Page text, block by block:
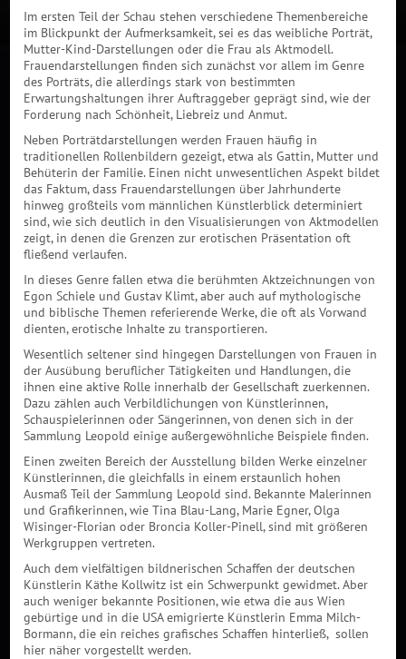
Im ersten Teil der Schau stehen verschiedene Themenbereiche
im Blickpunkt der Aufmerksamkeit, sei es das weibliche Porträt,
Mutter-Kind-Darstellungen oder die Frau als Aktmodell.
Frauendarstellungen finden sich zunächst vor allem im Genre
des Porträts, die allerdings stark von bestimmten
Erwartungshaltungen ihrer Auftraggeber geprägt sind, wie der
Forderung nach Schönheit, Liebreiz und Anmut.
Neben Porträtdarstellungen werden Frauen häufig in
traditionellen Rollenbildern gezeigt, etwa als Gattin, Mutter und
Behüterin der Familie. Einen nicht unwesentlichen Aspekt bildet
das Faktum, dass Frauendarstellungen über Jahrhunderte
hinweg großteils vom männlichen Künstlerblick determiniert
sind, wie sich deutlich in den Visualisierungen von Aktmodellen
zeigt, in denen die Grenzen zur erotischen Präsentation oft
fließend verlaufen.
In dieses Genre fallen etwa die berühmten Aktzeichnungen von
Egon Schiele und Gustav Klimt, aber auch auf mythologische
und biblische Themen referierende Werke, die oft als Vorwand
dienten, erotische Inhalte zu transportieren.
Wesentlich seltener sind hingegen Darstellungen von Frauen in
der Ausübung beruflicher Tätigkeiten und Handlungen, die
ihnen eine aktive Rolle innerhalb der Gesellschaft zuerkennen.
Dazu zählen auch Verbildlichungen von Künstlerinnen,
Schauspielerinnen oder Sängerinnen, von denen sich in der
Sammlung Leopold einige außergewöhnliche Beispiele finden.
Einen zweiten Bereich der Ausstellung bilden Werke einzelner
Künstlerinnen, die gleichfalls in einem erstaunlich hohen
Ausmaß Teil der Sammlung Leopold sind. Bekannte Malerinnen
und Grafikerinnen, wie Tina Blau-Lang, Marie Egner, Olga
Wisinger-Florian oder Broncia Koller-Pinell, sind mit größeren
Werkgruppen vertreten.
Auch dem vielfältigen bildnerischen Schaffen der deutschen
Künstlerin Käthe Kollwitz ist ein Schwerpunkt gewidmet. Aber
auch weniger bekannte Positionen, wie etwa die aus Wien
gebürtige und in die USA emigrierte Künstlerin Emma Milch-
Bormann, die ein reiches grafisches Schaffen hinterließ, sollen
hier näher vorgestellt werden.